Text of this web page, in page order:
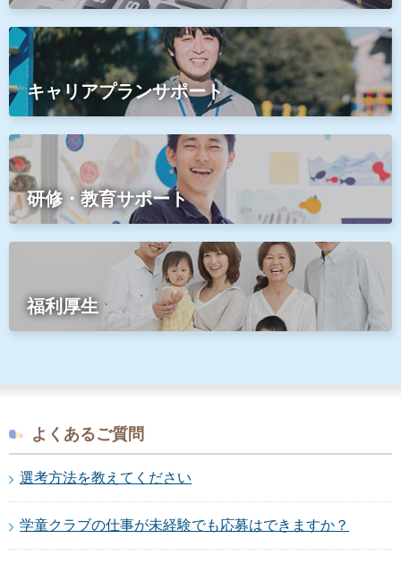
キャリアプランサポート
研修・教育サポート
福利厚生
よくあるご質問
選考方法を教えてください
学童クラブの仕事が未経験でも応募はできますか？